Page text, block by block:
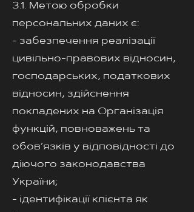
3.1. Метою обробки
персональних даних є:
- забезпечення реалізації
цивільно-правових відносин,
господарських, податкових
відносин, здійснення
покладених на Організація
функцій, повноважень та
обов’язків у відповідності до
діючого законодавства
України;
- ідентифікації клієнта як